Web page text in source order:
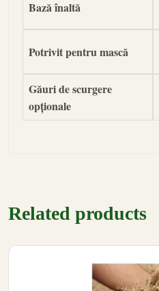
Bază înaltă
Potrivit pentru mască
Găuri de scurgere
opționale
Related products